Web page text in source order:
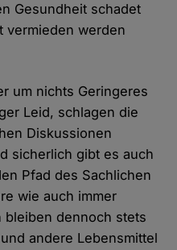
Gesundheit schadet
vermieden werden
um nichts Geringeres
Leid, schlagen die
Diskussionen
sicherlich gibt es auch
Pfad des Sachlichen
wie auch immer
bleiben dennoch stets
andere Lebensmittel